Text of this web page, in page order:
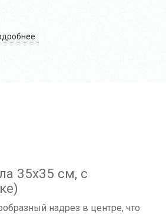
35х35 см, с
надрез в центре, что